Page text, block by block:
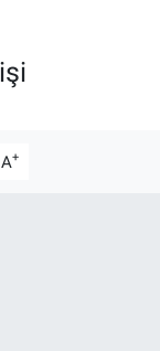
A+